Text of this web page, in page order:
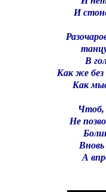
И
В
Как же
Как
Чтоб,
Не
А